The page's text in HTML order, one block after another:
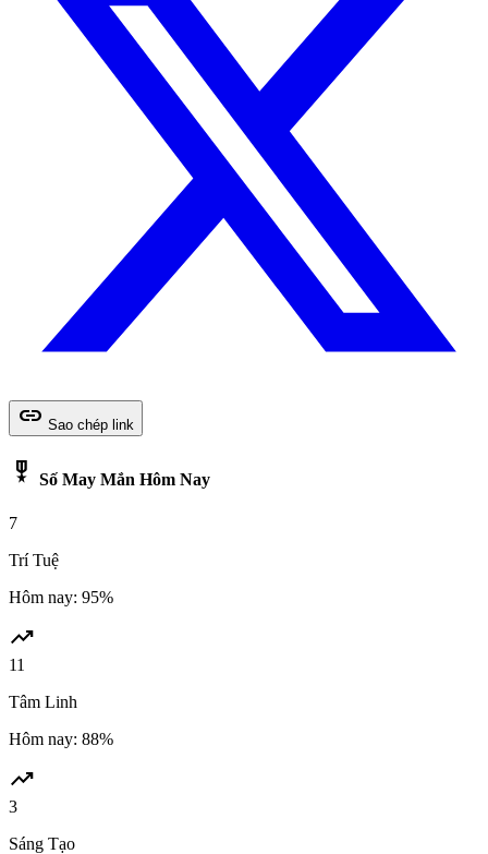
link Sao chép link
military_tech Số May Mắn Hôm Nay
7
Trí Tuệ
Hôm nay: 95%
trending_up
11
Tâm Linh
Hôm nay: 88%
trending_up
3
Sáng Tạo